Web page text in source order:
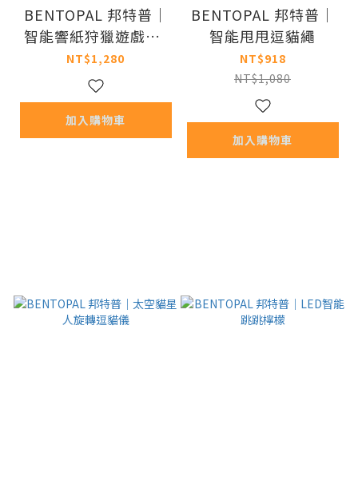
BENTOPAL 邦特普｜
智能響紙狩獵遊戲墊-
貓咪款
NT$1,280
加入購物車
BENTOPAL 邦特普｜
智能甩甩逗貓繩
NT$918
NT$1,080
加入購物車